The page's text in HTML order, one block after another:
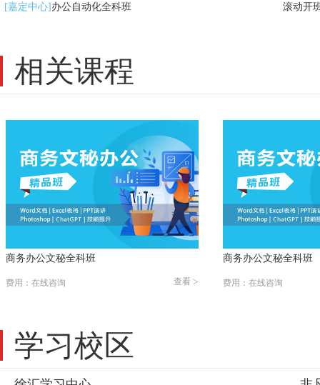
[嘉定中心] 办公自动化全科班 滚动开
相关课程
商务办公文秘全科班
查看 >
费用：在线咨询
商务办公文秘全科班
费用：在线咨询
学习校区